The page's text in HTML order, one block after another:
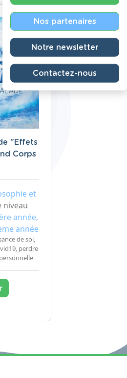
"Effets
Corps
et
niveau
année,
année
de soi,
perdre
Nos partenaires
Notre newsletter
Contactez-nous